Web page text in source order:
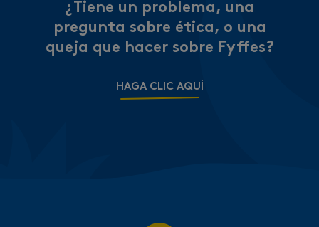
¿Tiene un problema, una
pregunta sobre ética, o una
queja que hacer sobre Fyffes?
HAGA CLIC AQUÍ